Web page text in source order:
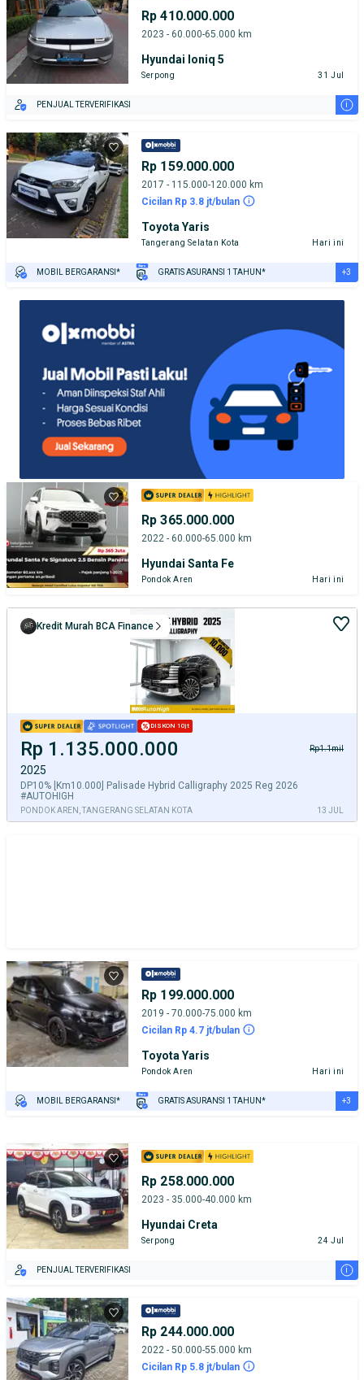
Rp 410.000.000
2023 - 60.000-65.000 km
Hyundai Ioniq 5
Serpong 31 Jul
PENJUAL TERVERIFIKASI i
Rp 159.000.000
2017 - 115.000-120.000 km
Cicilan Rp 3.8 jt/bulan
Toyota Yaris
Tangerang Selatan Kota Hari ini
MOBIL BERGARANSI* GRATIS ASURANSI 1 TAHUN* +3
Rp 365.000.000
2022 - 60.000-65.000 km
Hyundai Santa Fe
Pondok Aren Hari ini
DISKON 10jt
Rp 1.135.000.000 Rp1.1mil
2025
DP10% [Km10.000] Palisade Hybrid Calligraphy 2025 Reg 2026
#AUTOHIGH
PONDOK AREN, TANGERANG SELATAN KOTA 13 JUL
Kredit Murah BCA Finance
Rp 199.000.000
2019 - 70.000-75.000 km
Cicilan Rp 4.7 jt/bulan
Toyota Yaris
Pondok Aren Hari ini
MOBIL BERGARANSI* GRATIS ASURANSI 1 TAHUN* +3
Rp 258.000.000
2023 - 35.000-40.000 km
Hyundai Creta
Serpong 24 Jul
PENJUAL TERVERIFIKASI i
Rp 244.000.000
2022 - 50.000-55.000 km
Cicilan Rp 5.8 jt/bulan